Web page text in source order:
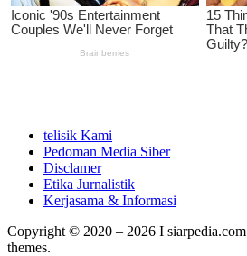
telisik Kami
Pedoman Media Siber
Disclamer
Etika Jurnalistik
Kerjasama & Informasi
Copyright © 2020 – 2026 I siarpedia.com
themes.